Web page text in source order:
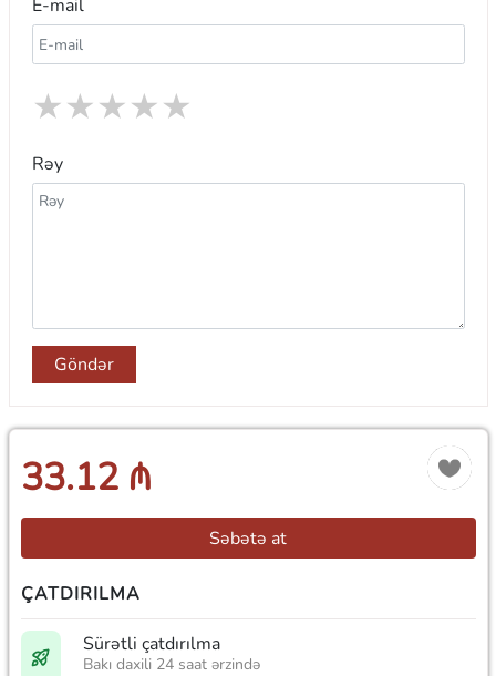
E-mail
★
★
★
★
★
Rəy
Göndər
33.12 ₼
Səbətə at
ÇATDIRILMA
Sürətli çatdırılma
Bakı daxili 24 saat ərzində